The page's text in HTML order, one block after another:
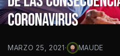
CORONAVIRUS
MARZO 25, 2021· MAUDE